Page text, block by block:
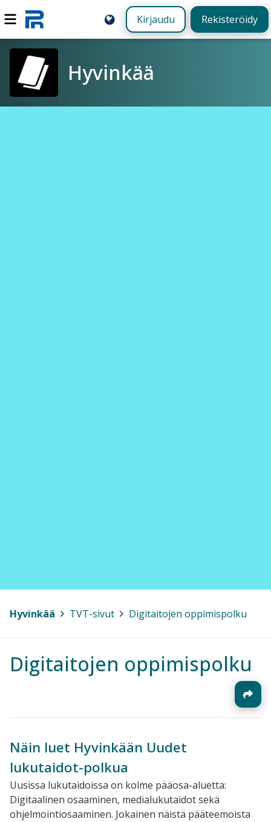
Kirjaudu Rekisteröidy
Hyvinkää
Hyvinkää TVT-sivut Digitaitojen oppimispolku
Digitaitojen oppimispolku
Näin luet Hyvinkään Uudet
lukutaidot-polkua
Uusissa lukutaidoissa on kolme pääosa-aluetta:
Digitaalinen osaaminen, medialukutaidot sekä
ohjelmointiosaaminen. Jokainen näistä pääteemoista